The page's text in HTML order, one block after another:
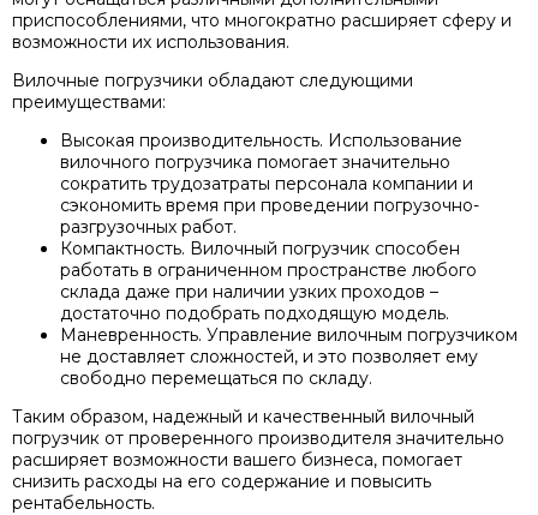
приспособлениями, что многократно расширяет сферу и
возможности их использования.
Вилочные погрузчики обладают следующими
преимуществами:
Высокая производительность. Использование
вилочного погрузчика помогает значительно
сократить трудозатраты персонала компании и
сэкономить время при проведении погрузочно-
разгрузочных работ.
Компактность. Вилочный погрузчик способен
работать в ограниченном пространстве любого
склада даже при наличии узких проходов –
достаточно подобрать подходящую модель.
Маневренность. Управление вилочным погрузчиком
не доставляет сложностей, и это позволяет ему
свободно перемещаться по складу.
Таким образом, надежный и качественный вилочный
погрузчик от проверенного производителя значительно
расширяет возможности вашего бизнеса, помогает
снизить расходы на его содержание и повысить
рентабельность.